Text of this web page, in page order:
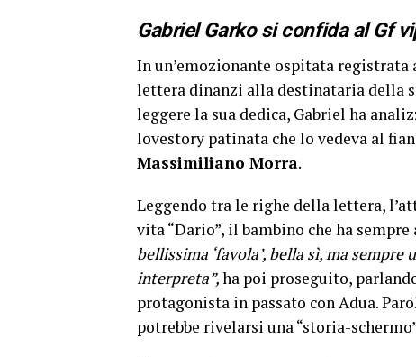
Gabriel Garko si confida al Gf
In un’emozionante ospitata registrata
lettera dinanzi alla destinataria della
leggere la sua dedica, Gabriel ha
lovestory patinata che lo vedeva al
Massimiliano Morra.
Leggendo tra le righe della lettera,
vita “Dario”, il bambino che ha
bellissima ‘favola’, bella sì, ma sempre
interpreta”,ha poi proseguito,
protagonista in passato con Adua.
potrebbe rivelarsi una “storia-